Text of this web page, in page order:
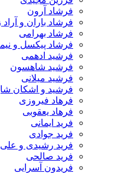
فرشاد آرون
فرشاد باران و آراد زارعی
فرشاد بهرامی
فرشاد پیکسل و نیما اهورا
فرشید ادهمی
فرشید شاهسون
فرشید میلانی
فرشید و اشکان شایسته
فرهاد فیروزی
فرهاد یعقوبی
فرید ایمانی
فرید جوادی
فرید رشیدی و علی فرین کیا
فرید صالحی
فریدون آسرایی